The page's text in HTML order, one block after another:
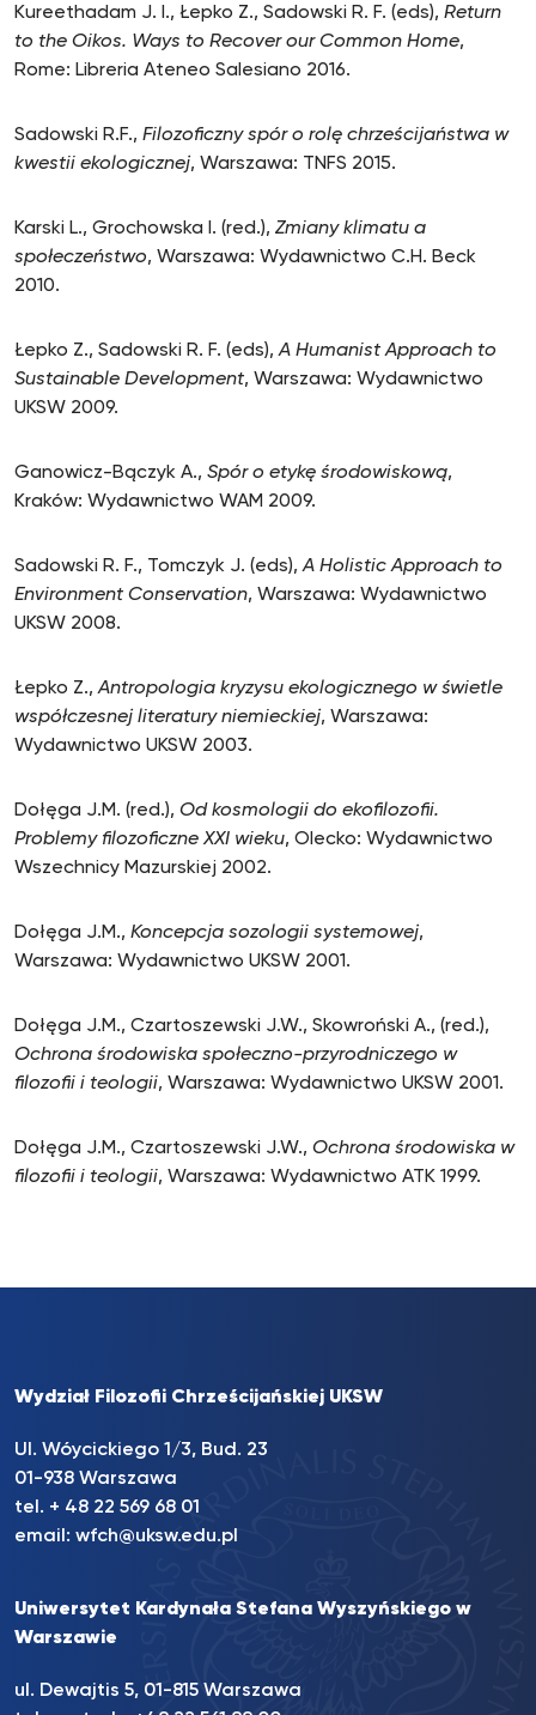
Kureethadam J. I., Łepko Z., Sadowski R. F. (eds), Return
to the Oikos. Ways to Recover our Common Home,
Rome: Libreria Ateneo Salesiano 2016.
Sadowski R.F., Filozoficzny spór o rolę chrześcijaństwa w
kwestii ekologicznej, Warszawa: TNFS 2015.
Karski L., Grochowska I. (red.), Zmiany klimatu a
społeczeństwo, Warszawa: Wydawnictwo C.H. Beck
2010.
Łepko Z., Sadowski R. F. (eds),A Humanist Approach to
Sustainable Development, Warszawa: Wydawnictwo
UKSW 2009.
Ganowicz-Bączyk A., Spór o etykę środowiskową,
Kraków: Wydawnictwo WAM 2009.
Sadowski R. F., Tomczyk J. (eds),A Holistic Approach to
Environment Conservation, Warszawa: Wydawnictwo
UKSW 2008.
Łepko Z.,Antropologia kryzysu ekologicznego w świetle
współczesnej literatury niemieckiej, Warszawa:
Wydawnictwo UKSW 2003.
Dołęga J.M. (red.), Od kosmologii do ekofilozofii.
Problemy filozoficzne XXI wieku, Olecko: Wydawnictwo
Wszechnicy Mazurskiej 2002.
Dołęga J.M., Koncepcja sozologii systemowej,
Warszawa: Wydawnictwo UKSW 2001.
Dołęga J.M., Czartoszewski J.W., Skowroński A., (red.),
Ochrona środowiska społeczno-przyrodniczego w
filozofii i teologii, Warszawa: Wydawnictwo UKSW 2001.
Dołęga J.M., Czartoszewski J.W., Ochrona środowiska w
filozofii i teologii, Warszawa: Wydawnictwo ATK 1999.
Wydział Filozofii Chrześcijańskiej UKSW
Ul. Wóycickiego 1/3, Bud. 23
01-938 Warszawa
tel. + 48 22 569 68 01
email: wfch@uksw.edu.pl
Uniwersytet Kardynała Stefana Wyszyńskiego w
Warszawie
ul. Dewajtis 5, 01-815 Warszawa